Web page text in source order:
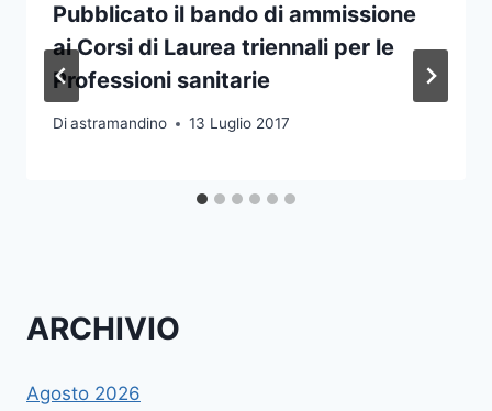
Pubblicato il bando di ammissione
ai Corsi di Laurea triennali per le
Professioni sanitarie
Diastramandino 13 Luglio 2017
ARCHIVIO
Agosto 2026